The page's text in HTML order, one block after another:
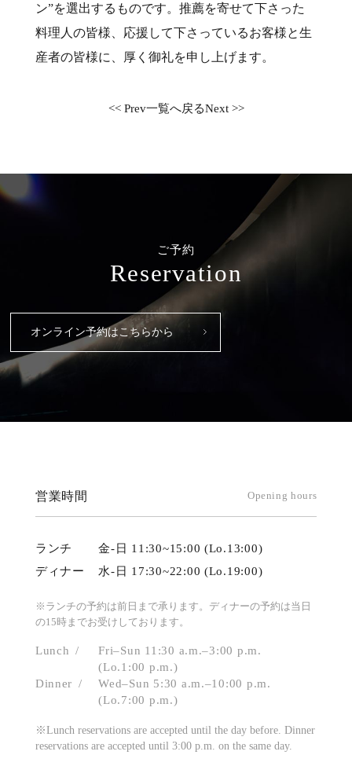
ン”を選出するものです。推薦を寄せて下さった
料理人の皆様、応援して下さっているお客様と生
産者の皆様に、厚く御礼を申し上げます。
<< Prev一覧へ戻るNext >>
ご予約
Reservation
オンライン予約はこちらから
営業時間 Opening hours
ランチ
金-日 11:30~15:00 (Lo.13:00)
ディナー
水-日 17:30~22:00 (Lo.19:00)
※ランチの予約は前日まで承ります。ディナーの予約は当日
の15時までお受けしております。
Lunch
Fri–Sun 11:30 a.m.–3:00 p.m.
(Lo.1:00 p.m.)
Dinner
Wed–Sun 5:30 a.m.–10:00 p.m.
(Lo.7:00 p.m.)
※Lunch reservations are accepted until the day before. Dinner
reservations are accepted until 3:00 p.m. on the same day.